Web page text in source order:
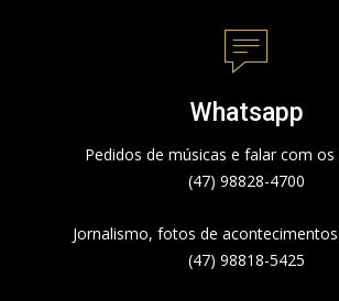
Whatsapp
Pedidos de músicas e falar com
(47) 98828-4700
Jornalismo, fotos de
(47) 98818-5425